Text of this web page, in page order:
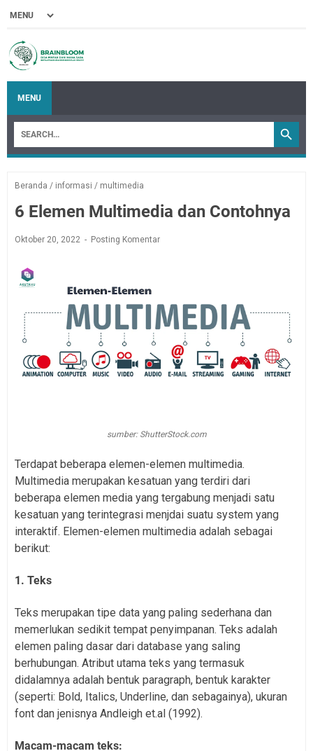
MENU
Beranda / informasi / multimedia
6 Elemen Multimedia dan Contohnya
Oktober 20, 2022 Posting Komentar
sumber: ShutterStock.com
Terdapat beberapa elemen-elemen multimedia.
Multimedia merupakan kesatuan yang terdiri dari
beberapa elemen media yang tergabung menjadi satu
kesatuan yang terintegrasi menjdai suatu system yang
interaktif. Elemen-elemen multimedia adalah sebagai
berikut:
1. Teks
Teks merupakan tipe data yang paling sederhana dan
memerlukan sedikit tempat penyimpanan. Teks adalah
elemen paling dasar dari database yang saling
berhubungan. Atribut utama teks yang termasuk
didalamnya adalah bentuk paragraph, bentuk karakter
(seperti: Bold, Italics, Underline, dan sebagainya), ukuran
font dan jenisnya Andleigh et.al (1992).
Macam-macam teks: